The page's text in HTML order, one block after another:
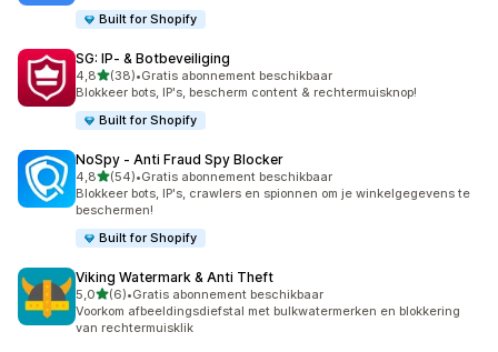
Built for Shopify
SG: IP‑ & Botbeveiliging
4,8van 5 sterren
(38)
38 recensies in totaal
•Gratis abonnement beschikbaar
Blokkeer bots, IP's, bescherm content & rechtermuisknop!
Built for Shopify
NoSpy ‑ Anti Fraud Spy Blocker
4,8van 5 sterren
(54)
54 recensies in totaal
•Gratis abonnement beschikbaar
Blokkeer bots, IP's, crawlers en spionnen om je winkelgegevens te
beschermen!
Built for Shopify
Viking Watermark & Anti Theft
5,0van 5 sterren
(6)
6 recensies in totaal
•Gratis abonnement beschikbaar
Voorkom afbeeldingsdiefstal met bulkwatermerken en blokkering
van rechtermuisklik